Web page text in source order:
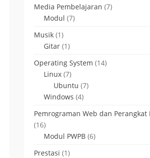
Media Pembelajaran (7)
Modul (7)
Musik (1)
Gitar (1)
Operating System (14)
Linux (7)
Ubuntu (7)
Windows (4)
Pemrograman Web dan Perangkat
(16)
Modul PWPB (6)
Prestasi (1)